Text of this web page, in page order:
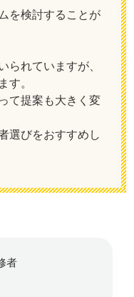
を検討することが
られていますが、
す。
て提案も大きく変
選びをおすすめし
者